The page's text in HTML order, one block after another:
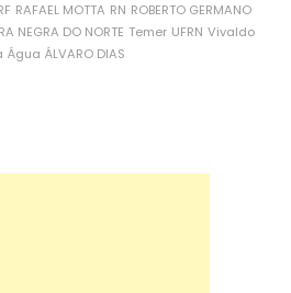
RAFAEL MOTTA RN ROBERTO GERMANO
NEGRA DO NORTE Temer UFRN Vivaldo
Água ÁLVARO DIAS